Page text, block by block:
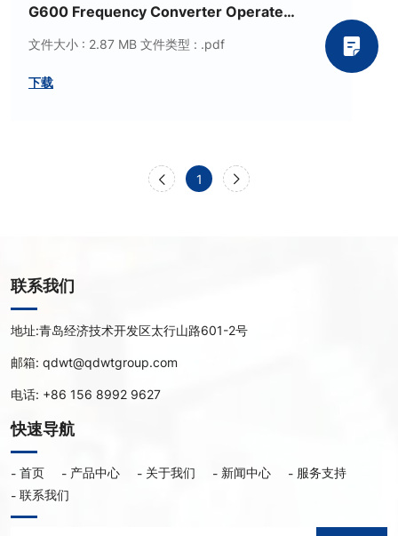
G600 Frequency Converter Operate
Manual
文件大小 : 2.87 MB 文件类型 : .pdf
下载
1
联系我们
地址:青岛经济技术开发区太行山路601-2号
邮箱: qdwt@qdwtgroup.com
电话: +86 156 8992 9627
快速导航
首页 产品中心 关于我们 新闻中心
服务支持
联系我们